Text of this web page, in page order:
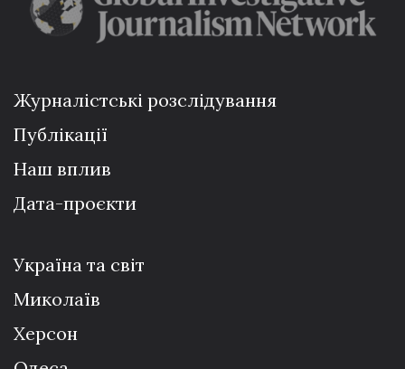
Журналістські розслідування
Публікації
Наш вплив
Дата-проєкти
Україна та світ
Миколаїв
Херсон